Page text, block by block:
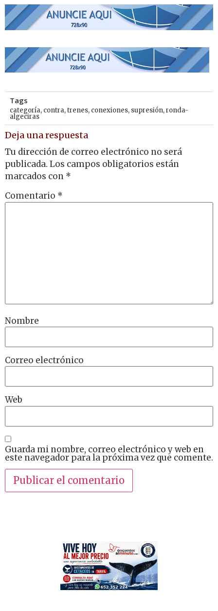
Tags
categoría, contra,trenes, conexiones, supresión,ronda-
algeciras
Deja una respuesta
Tu dirección de correo electrónico no será
publicada. Los campos obligatorios están
marcados con *
Comentario *
Nombre
Correo electrónico
Web
Guarda mi nombre, correo electrónico y web en
este navegador para la próxima vez que comente.